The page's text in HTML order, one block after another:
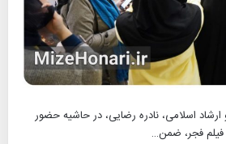
اسلامی، نادره رضایی، در حاشیه حضور
فجر، ضمن…